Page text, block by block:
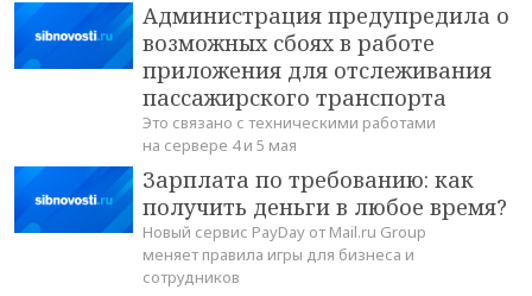
Администрация предупредила о
возможных сбоях в работе
приложения для отслеживания
пассажирского транспорта
Это связано с техническими работами
на сервере 4 и 5 мая
Зарплата по требованию: как
получить деньги в любое время?
Новый сервис PayDay от Mail.ru Group
меняет правила игры для бизнеса и
сотрудников